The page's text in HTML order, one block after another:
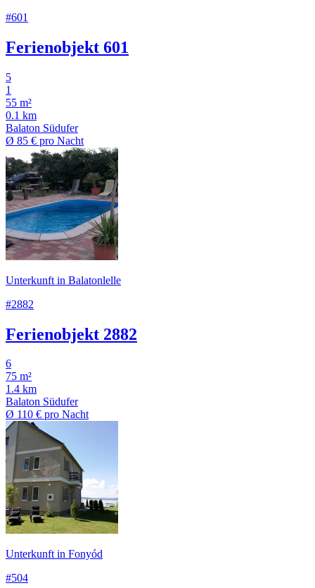
#601
Ferienobjekt 601
5
1
55 m²
0.1 km
Balaton Südufer
Ø 85 € pro Nacht
Unterkunft in Balatonlelle
#2882
Ferienobjekt 2882
6
75 m²
1.4 km
Balaton Südufer
Ø 110 € pro Nacht
Unterkunft in Fonyód
#504